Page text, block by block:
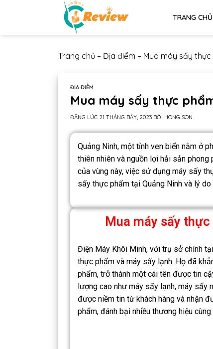
TRANG CHỦ
Trang chủ – Địa điểm – Mua máy sấy
ĐỊA ĐIỂM
Mua máy sấy thực
ĐĂNG LÚC 21 THÁNG BẢY, 2023 BỞI HONG SON
Quảng Ninh, một tỉnh ven biển nằm ở
thiên nhiên và nguồn lợi hải sản
của vùng này, việc sử dụng máy sấy
sấy thực phẩm tại Quảng Ninh và lý
Mua máy sấy
Điện Máy Khôi Minh, với trụ sở chính
thực phẩm và máy sấy lạnh. Họ đã
phẩm, trở thành một cái tên được tin
lượng cao như máy sấy lạnh, máy sấy
được niềm tin từ khách hàng và nhận
phẩm, đánh bại nhiều thương hiệu